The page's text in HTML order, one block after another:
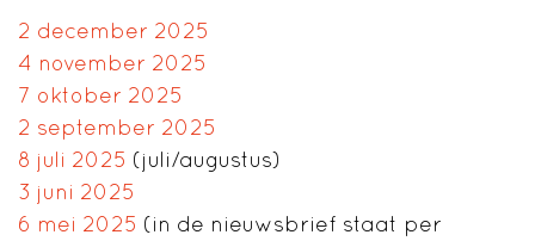
2 december 2025
4 november 2025
7 oktober 2025
2 september 2025
8 juli 2025 (juli/augustus)
3 juni 2025
6 mei 2025 (in de nieuwsbrief staat per